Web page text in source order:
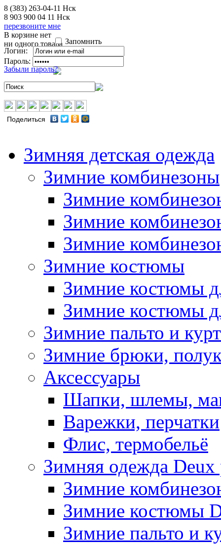
8 (383) 263-04-11 Нск
8 903 900 04 11 Нск
перезвоните мне
В корзине нет
ни одного товара Запомнить
Логин:
Пароль:
Забыли пароль?
Поделиться
Зимняя детская одежда
Зимние комбинезоны
Зимние
Зимние
Зимние
Зимние костюмы
Зимние костюмы
Зимние костюмы
Зимние пальто и
Зимние брюки,
Аксессуары
Шапки, шлемы,
Варежки, перчатки
Флис, термобельё
Зимняя одежда Deux
Зимние
Зимние костюмы
Зимние пальто и